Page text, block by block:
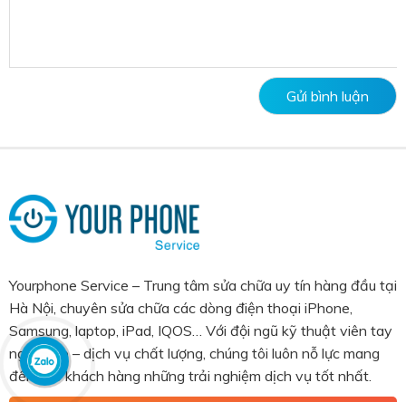
Yourphone Service – Trung tâm sửa chữa uy tín hàng đầu tại
Hà Nội, chuyên sửa chữa các dòng điện thoại iPhone,
Samsung, laptop, iPad, IQOS… Với đội ngũ kỹ thuật viên tay
nghề cao – dịch vụ chất lượng, chúng tôi luôn nỗ lực mang
đến cho khách hàng những trải nghiệm dịch vụ tốt nhất.